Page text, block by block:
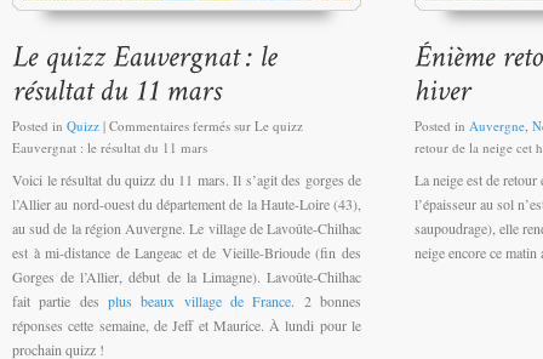
Posted in Quizz | Commentaires fermés sur Le quizz
Eauvergnat : le résultat du 11 mars
Voici le résultat du quizz du 11 mars. Il s’agit des gorges de
l’Allier au nord-ouest du département de la Haute-Loire (43),
au sud de la région Auvergne. Le village de Lavoûte-Chilhac
est à mi-distance de Langeac et de Vieille-Brioude (fin des
Gorges de l’Allier, début de la Limagne). Lavoûte-Chilhac
fait partie des plus beaux village de France. 2 bonnes
réponses cette semaine, de Jeff et Maurice. À lundi pour le
prochain quizz !
Posted in Auvergne,
retour de la neige cet
La neige est de
l’épaisseur au sol
saupoudrage), elle
neige encore ce matin